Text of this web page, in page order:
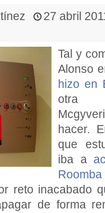
27 abril
Tal y
Alonso
hizo en
otra
hacer.
que
iba a
Roomba
reto inacabado
de forma